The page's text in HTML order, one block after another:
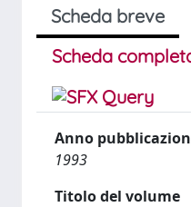
Scheda breve
Scheda
Anno
1993
Titolo del volume